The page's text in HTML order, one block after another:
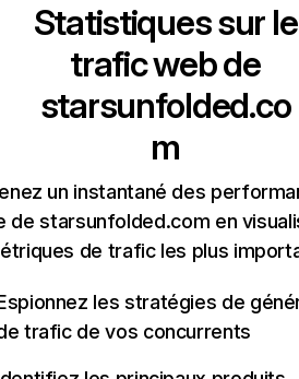
Statistiques sur le
trafic web de
starsunfolded.co
m
un instantané des
de starsunfolded.com en
de trafic les plus
les stratégies de
trafic de vos concurrents